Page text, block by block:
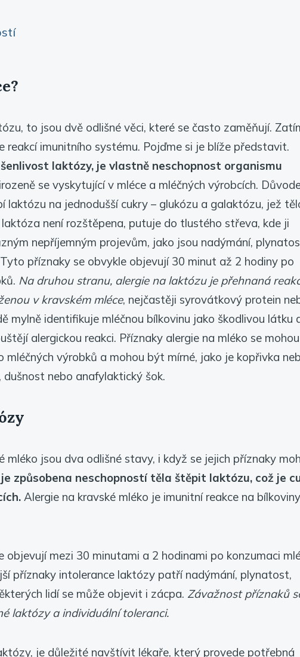
to jsou dvě odlišné věci, které se často zaměňují.
reakcí imunitního systému. Pojďme si je blíže představit.
laktózy, je vlastně neschopnost organismu
se vyskytující v mléce a mléčných výrobcích.
na jednodušší cukry – glukózu a galaktózu, jež
není rozštěpena, putuje do tlustého střeva, kde ji
nepříjemným projevům, jako jsou nadýmání,
příznaky se obvykle objevují 30 minut až 2 hodiny po
Na druhou stranu, alergie na laktózu je přehnaná
v kravském mléce, nejčastěji syrovátkový protein
mylně identifikuje mléčnou bílkovinu jako škodlivou látku
alergickou reakci. Příznaky alergie na mléko se mohou
mléčných výrobků a mohou být mírné, jako je kopřivka
nebo anafylaktický šok.
mléko jsou dva odlišné stavy, i když se jejich příznaky
způsobena neschopností těla štěpit laktózu, což je
Alergie na kravské mléko je imunitní reakce na bílkoviny
objevují mezi 30 minutami a 2 hodinami po konzumaci
příznaky intolerance laktózy patří nadýmání, plynatost,
lidí se může objevit i zácpa. Závažnost příznaků
laktózy a individuální toleranci.
je důležité navštívit lékaře, který provede potřebná